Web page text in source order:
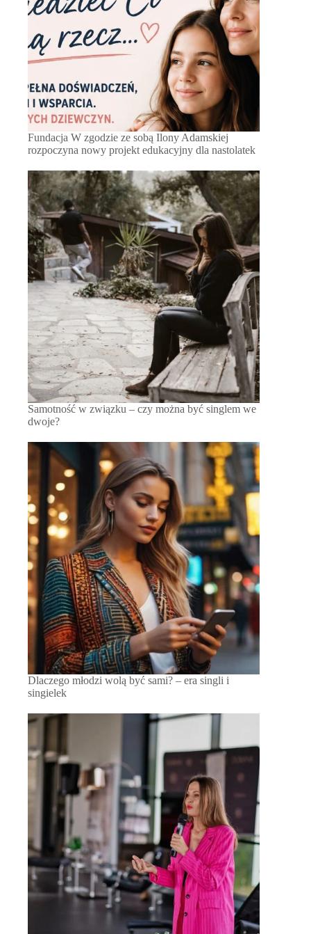
Fundacja W zgodzie ze sobą Ilony Adamskiej
rozpoczyna nowy projekt edukacyjny dla nastolatek
Samotność w związku – czy można być singlem we
dwoje?
Dlaczego młodzi wolą być sami? – era singli i
singielek